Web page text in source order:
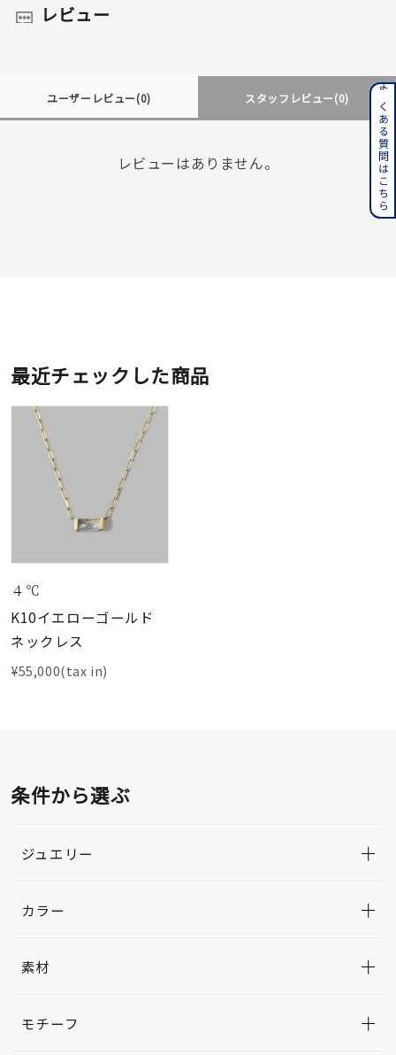
レビュー
ユーザーレビュー(0) スタッフレビュー(0)
レビューはありません。
最近チェックした商品
４℃
K10イエローゴールド
ネックレス
¥55,000(tax in)
条件から選ぶ
ジュエリー
カラー
素材
モチーフ
よくある質問はこちら